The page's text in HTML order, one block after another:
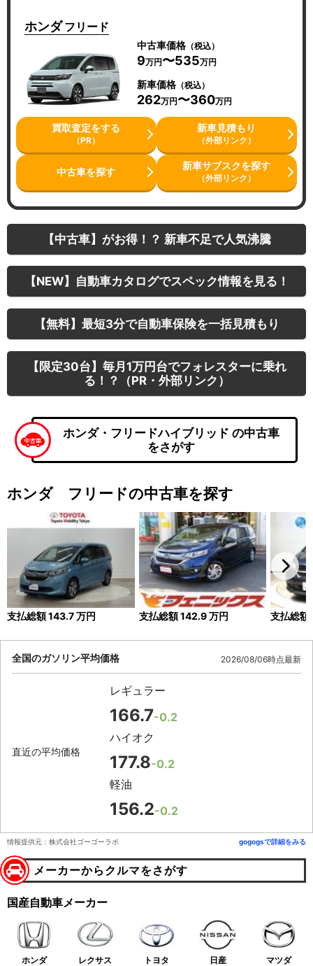
ホンダ フリード
中古車価格（税込）
9万円〜535万円
新車価格（税込）
262万円〜360万円
買取査定をする
（PR）
新車見積もり
（外部リンク）
中古車を探す 新車サブスクを探す
（外部リンク）
【中古車】がお得！？ 新車不足で人気沸騰
【NEW】自動車カタログでスペック情報を見る！
【無料】最短3分で自動車保険を一括見積もり
【限定30台】毎月1万円台でフォレスターに乗れ
る！？（PR・外部リンク）
ホンダ・フリードハイブリッド の中古車
をさがす
ホンダ フリードの中古車を探す
支払総額143.7万円 支払総額142.9万円 支払総額
全国のガソリン平均価格 2026/08/06時点最新
直近の平均価格
レギュラー
166.7-0.2
ハイオク
177.8-0.2
軽油
156.2-0.2
情報提供元：株式会社ゴーゴーラボ gogogsで詳細をみる
メーカーからクルマをさがす
国産自動車メーカー
ホンダ レクサス トヨタ 日産 マツダ